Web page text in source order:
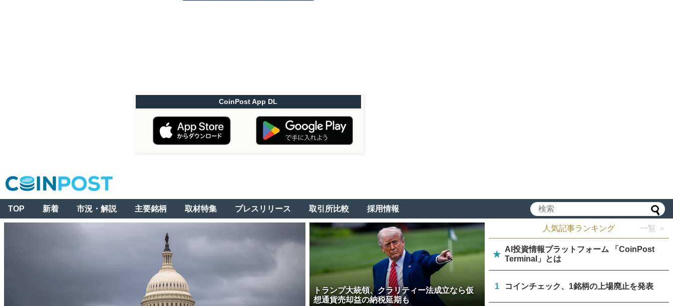
CoinPost App DL
TOP 新着 市況・解説 主要銘柄 取材特集 プレスリリース 取引所比較 採用情報
トランプ大統領、クラリティー法成立なら仮
想通貨売却益の納税延期も
人気記事ランキング 一覧 ＞
★
AI投資情報プラットフォーム 「CoinPost
Terminal」とは
1 コインチェック、1銘柄の上場廃止を発表